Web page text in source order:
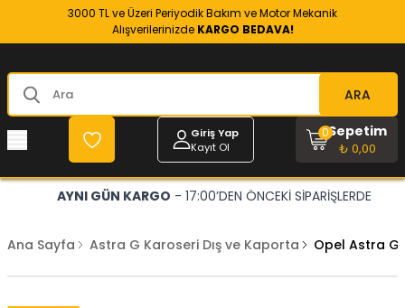
3000 TL ve Üzeri Periyodik Bakım ve Motor Mekanik
Alışverilerinizde KARGO BEDAVA!
ARA
Giriş Yap
Kayıt Ol
Sepetim
₺ 0,00
0
AYNI GÜN KARGO - 17:00’DEN ÖNCEKİ SİPARİŞLERDE
Ana Sayfa Astra G Karoseri Dış ve Kaporta Opel Astra G